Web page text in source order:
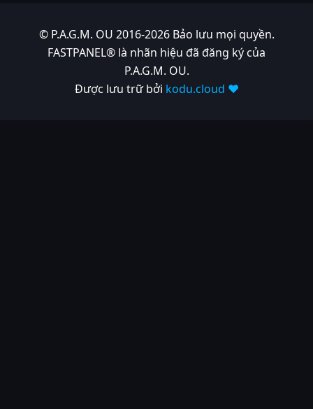
© P.A.G.M. OU 2016-2026 Bảo lưu mọi quyền.
FASTPANEL® là nhãn hiệu đã đăng ký của
P.A.G.M. OU.
Được lưu trữ bởi kodu.cloud ❤️